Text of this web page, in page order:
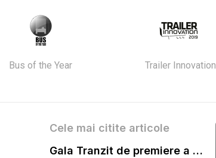
Bus of the Year Trailer Innovation
Cele mai citite articole
Gala Tranzit de premiere a celor mai eficienti operatori de transport marfa 2023